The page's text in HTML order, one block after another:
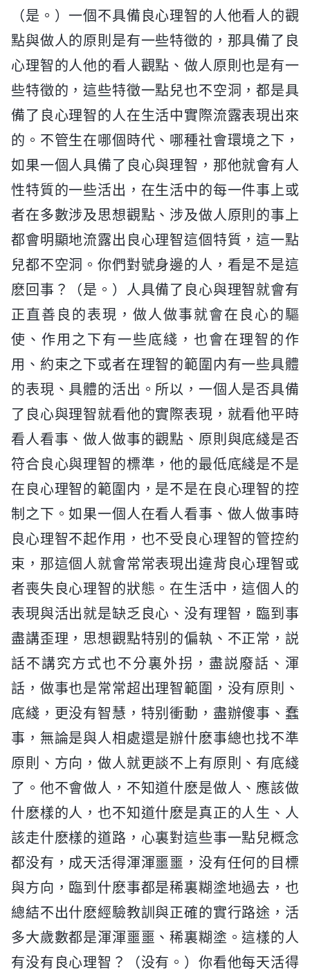
（是。）一個不具備良心理智的人他看人的觀
點與做人的原則是有一些特徵的，那具備了良
心理智的人他的看人觀點、做人原則也是有一
些特徵的，這些特徵一點兒也不空洞，都是具
備了良心理智的人在生活中實際流露表現出來
的。不管生在哪個時代、哪種社會環境之下，
如果一個人具備了良心與理智，那他就會有人
性特質的一些活出，在生活中的每一件事上或
者在多數涉及思想觀點、涉及做人原則的事上
都會明顯地流露出良心理智這個特質，這一點
兒都不空洞。你們對號身邊的人，看是不是這
麽回事？（是。）人具備了良心與理智就會有
正直善良的表現，做人做事就會在良心的驅
使、作用之下有一些底綫，也會在理智的作
用、約束之下或者在理智的範圍内有一些具體
的表現、具體的活出。所以，一個人是否具備
了良心與理智就看他的實際表現，就看他平時
看人看事、做人做事的觀點、原則與底綫是否
符合良心與理智的標準，他的最低底綫是不是
在良心理智的範圍内，是不是在良心理智的控
制之下。如果一個人在看人看事、做人做事時
良心理智不起作用，也不受良心理智的管控約
束，那這個人就會常常表現出違背良心理智或
者喪失良心理智的狀態。在生活中，這個人的
表現與活出就是缺乏良心、没有理智，臨到事
盡講歪理，思想觀點特别的偏執、不正常，説
話不講究方式也不分裏外拐，盡説廢話、渾
話，做事也是常常超出理智範圍，没有原則、
底綫，更没有智慧，特别衝動，盡辦傻事、蠢
事，無論是與人相處還是辦什麽事總也找不準
原則、方向，做人就更談不上有原則、有底綫
了。他不會做人，不知道什麽是做人、應該做
什麽樣的人，也不知道什麽是真正的人生、人
該走什麽樣的道路，心裏對這些事一點兒概念
都没有，成天活得渾渾噩噩，没有任何的目標
與方向，臨到什麽事都是稀裏糊塗地過去，也
總結不出什麽經驗教訓與正確的實行路途，活
多大歲數都是渾渾噩噩、稀裏糊塗。這樣的人
有没有良心理智？（没有。）你看他每天活得